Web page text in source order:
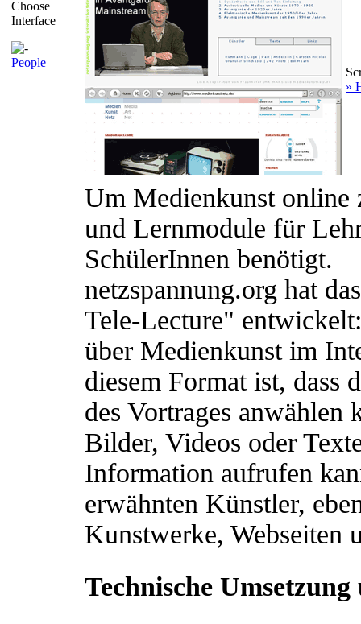
Choose
Interface
People
»
Um Medienkunst online
und Lernmodule für
SchülerInnen benötigt.
netzspannung.org hat
Tele-Lecture"
über Medienkunst im
diesem Format ist, dass
des Vortrages anwählen
Bilder, Videos oder
Information aufrufen
erwähnten Künstler,
Kunstwerke, Webseiten
Technische